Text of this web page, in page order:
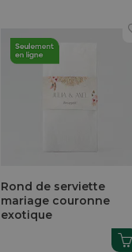
Rond de serviette
mariage couronne
exotique